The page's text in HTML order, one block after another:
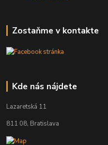
Zostaňme v kontakte
Kde nás nájdete
Lazaretská 11
811 08, Bratislava